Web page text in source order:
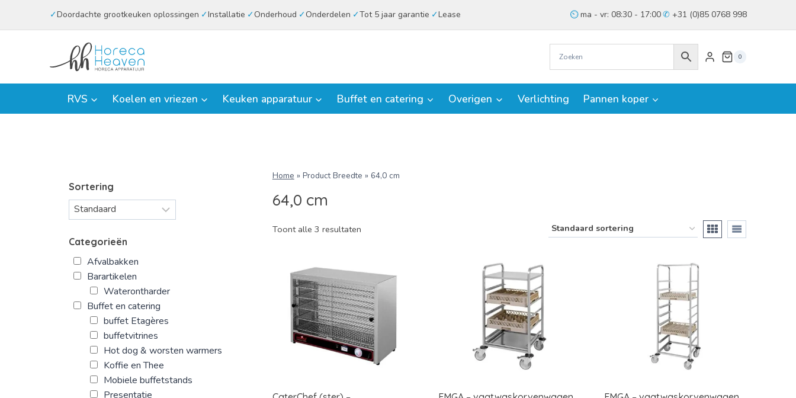
Doordachte grootkeuken oplossingen Installatie Onderhoud Onderdelen Tot 5 jaar garantie Lease ma - vr: 08:30 - 17:00 +31 (0)85 0768 998
0
RVS Koelen en vriezen Keuken apparatuur Buffet en catering Overigen Verlichting Pannen koper
Home » Product Breedte » 64,0 cm
64,0 cm
Toont alle 3 resultaten
Sortering
Categorieën
Afvalbakken
Barartikelen
Waterontharder
Buffet en catering
buffet Etagères
buffetvitrines
Hot dog & worsten warmers
Koffie en Thee
Mobiele buffetstands
Presentatie